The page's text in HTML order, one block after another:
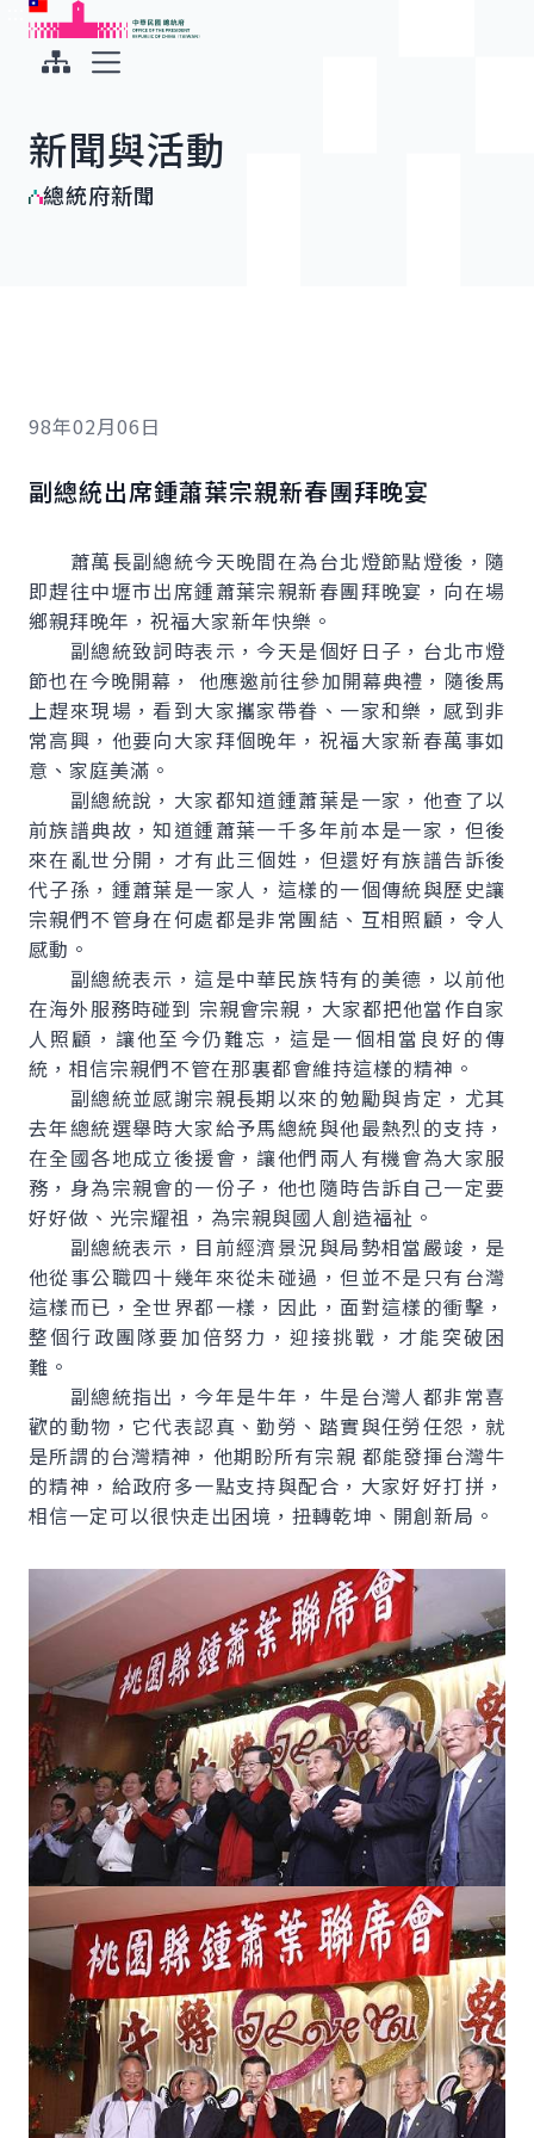
跳到主要內容
中華民國總統府
新聞與活動
總統府新聞
98年02月06日
副總統出席鍾蕭葉宗親新春團拜晚宴
蕭萬長副總統今天晚間在為台北燈節點燈後，隨
即趕往中壢市出席鍾蕭葉宗親新春團拜晚宴，向在場
鄉親拜晚年，祝福大家新年快樂。
副總統致詞時表示，今天是個好日子，台北市燈
節也在今晚開幕， 他應邀前往參加開幕典禮，隨後馬
上趕來現場，看到大家攜家帶眷、一家和樂，感到非
常高興，他要向大家拜個晚年，祝福大家新春萬事如
意、家庭美滿。
副總統說，大家都知道鍾蕭葉是一家，他查了以
前族譜典故，知道鍾蕭葉一千多年前本是一家，但後
來在亂世分開，才有此三個姓，但還好有族譜告訴後
代子孫，鍾蕭葉是一家人，這樣的一個傳統與歷史讓
宗親們不管身在何處都是非常團結、互相照顧，令人
感動。
副總統表示，這是中華民族特有的美德，以前他
在海外服務時碰到 宗親會宗親，大家都把他當作自家
人照顧，讓他至今仍難忘，這是一個相當良好的傳
統，相信宗親們不管在那裏都會維持這樣的精神。
副總統並感謝宗親長期以來的勉勵與肯定，尤其
去年總統選舉時大家給予馬總統與他最熱烈的支持，
在全國各地成立後援會，讓他們兩人有機會為大家服
務，身為宗親會的一份子，他也隨時告訴自己一定要
好好做、光宗耀祖，為宗親與國人創造福祉。
副總統表示，目前經濟景況與局勢相當嚴竣，是
他從事公職四十幾年來從未碰過，但並不是只有台灣
這樣而已，全世界都一樣，因此，面對這樣的衝擊，
整個行政團隊要加倍努力，迎接挑戰，才能突破困
難。
副總統指出，今年是牛年，牛是台灣人都非常喜
歡的動物，它代表認真、勤勞、踏實與任勞任怨，就
是所謂的台灣精神，他期盼所有宗親 都能發揮台灣牛
的精神，給政府多一點支持與配合，大家好好打拼，
相信一定可以很快走出困境，扭轉乾坤、開創新局。